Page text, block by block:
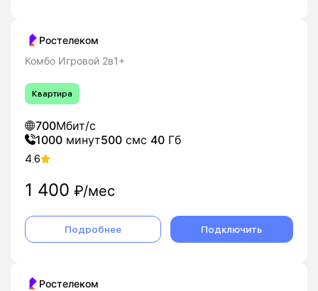
Ростелеком
Комбо Игровой 2в1+
Квартира
700Мбит/с
1000 минут500 смс 40 Гб
4.6
1 400 ₽/мес
Подробнее Подключить
Ростелеком